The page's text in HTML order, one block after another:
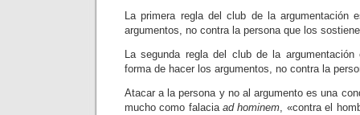
La primera regla del club de la argumentación
argumentos, no contra la persona que los
La segunda regla del club de la
forma de hacer los argumentos, no contra la
Atacar a la persona y no al argumento es una
mucho como falaciaad hominem, «contra el